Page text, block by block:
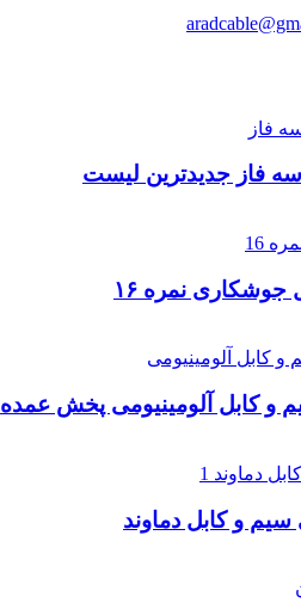
فاز جدیدترین لیست
نمره ۱۶
و کابل آلومینیومی پخش عمده
و کابل دماوند